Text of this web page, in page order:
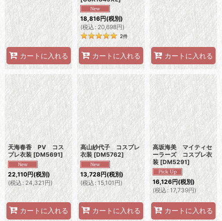
カートに入れる
18,816円(税別)
(税込: 20,698円)
2件
カートに入れる カートに入れる
天海春香 PV コス
プレ衣装 [DM5691]
22,110円(税別)
(税込 : 24,321 円)
カートに入れる
高山紗代子 コスプレ
衣装 [DM5762]
13,728円(税別)
(税込: 15,101円)
カートに入れる
高坂海美 マイティセ
ーラーズ コスプレ衣
装 [DM5291]
16,126円(税別)
(税込: 17,739円)
カートに入れる